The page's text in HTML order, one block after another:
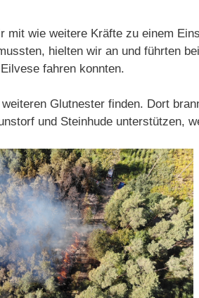
wie weitere Kräfte zu einem
hielten wir an und führten
fahren konnten.
Glutnester finden. Dort
und Steinhude unterstützen,